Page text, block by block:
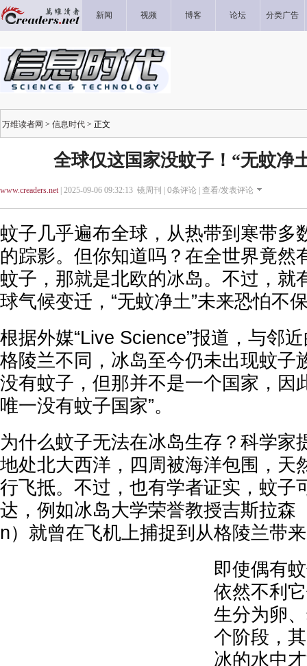
新闻 视频 博客 论坛 分类广告
万维读者网 > 信息时代 > 正文
全球仅这国家没蚊子！“无蚊净
www.creaders.net| 2025-09-06 09:32:13 镜周刊 | 0条评论 | 查看/发表评论
蚊子几乎遍布全球，从热带到寒带多
的踪影。但你知道吗？在全世界竟然
蚊子，那就是北欧的冰岛。不过，就
球气候变迁，“无蚊净土”未来恐怕不
根据外媒“Live Science”报道，与邻
格陵兰不同，冰岛至今仍未出现蚊子
没有蚊子，但那并不是一个国家，因
唯一没有蚊子国家”。
为什么蚊子无法在冰岛生存？科学家
地处北大西洋，四周被海洋包围，天
行飞抵。不过，也有学者证实，蚊子
达，例如冰岛大学荣誉教授吉斯拉森
n）就曾在飞机上捕捉到从格陵兰带
即使偶有
依然不利
生分为卵
个阶段，
冰的水中